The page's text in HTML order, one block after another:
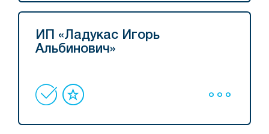
ИП «Ладукас Игорь
Альбинович»